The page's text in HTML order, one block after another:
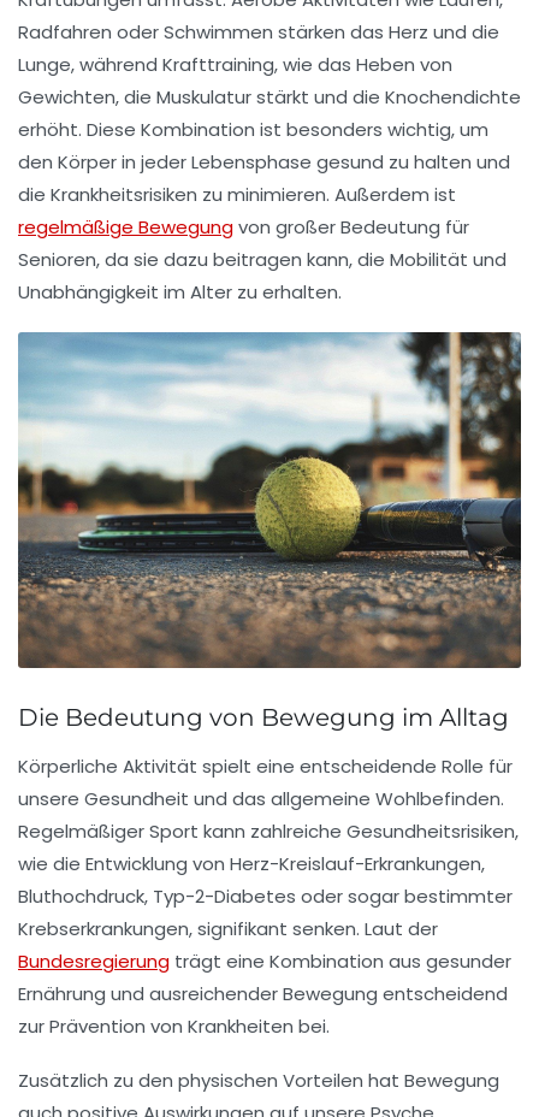
Radfahren oder Schwimmen stärken das Herz und die
Lunge, während Krafttraining, wie das Heben von
Gewichten, die Muskulaturstärkt und die Knochendichte
erhöht. Diese Kombination ist besonders wichtig, um
den Körperin jeder Lebensphase gesund zu halten und
die Krankheitsrisiken zu minimieren. Außerdem ist
regelmäßige Bewegungvon großer Bedeutung für
Senioren, da sie dazu beitragen kann, die Mobilität und
Unabhängigkeit im Alter zu erhalten.
Die Bedeutung von Bewegung im Alltag
Körperliche Aktivität spielt eine entscheidende Rolle für
unsere Gesundheit und das allgemeine Wohlbefinden.
RegelmäßigerSport kann zahlreiche Gesundheitsrisiken,
wie die Entwicklung von Herz-Kreislauf-Erkrankungen,
Bluthochdruck, Typ-2-Diabetes oder sogar bestimmter
Krebserkrankungen, signifikant senken. Laut der
Bundesregierung trägt eine Kombination aus gesunder
Ernährung und ausreichender Bewegung entscheidend
zur Prävention von Krankheiten bei.
Zusätzlich zu den physischen Vorteilen hat Bewegung